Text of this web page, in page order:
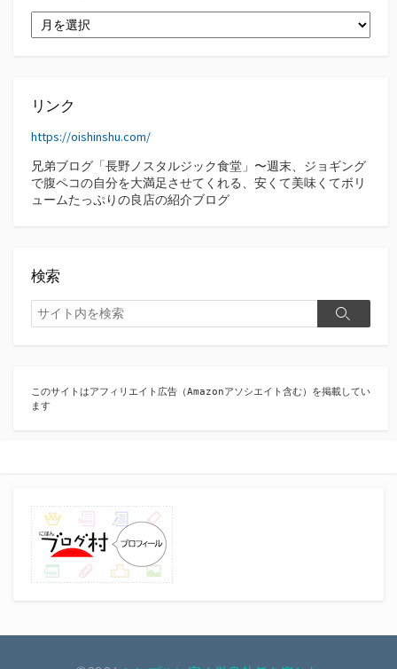
ー
リンク
https://oishinshu.com/
兄弟ブログ「長野ノスタルジック食堂」〜週末、ジョギング
で腹ペコの自分を大満足させてくれる、安くて美味くてボリ
ュームたっぷりの良店の紹介ブログ
検索
検
索
検
このサイトはアフィリエイト広告（Amazonアソシエイト含む）を掲載してい
ます